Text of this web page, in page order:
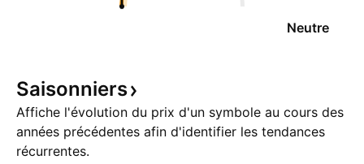
Neutre
Saisonniers
Affiche l'évolution du prix d'un symbole au cours des
années précédentes afin d'identifier les tendances
récurrentes.